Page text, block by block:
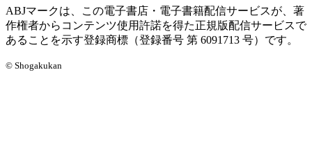
ABJマークは、この電子書店・電子書籍配信サービスが、著
作権者からコンテンツ使用許諾を得た正規版配信サービスで
あることを示す登録商標（登録番号 第 6091713 号）です。
© Shogakukan